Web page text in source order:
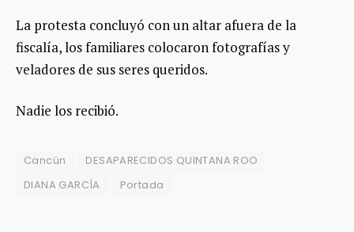
La protesta concluyó con un altar afuera de la
fiscalía, los familiares colocaron fotografías y
veladores de sus seres queridos.
Nadie los recibió.
Cancún
DESAPARECIDOS QUINTANA ROO
DIANA GARCÍA
Portada